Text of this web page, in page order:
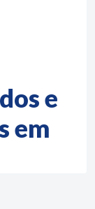
e
em